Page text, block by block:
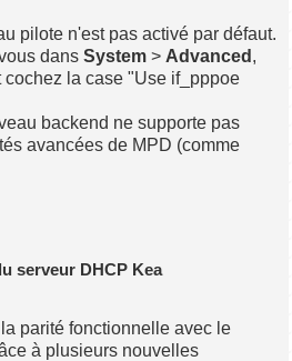
pilote n'est pas activé par défaut.
dansSystem > Advanced ,
cochez la case "Use if_pppoe
backend ne supporte pas
avancées de MPD (comme
serveur DHCP Kea
parité fonctionnelle avec le
à plusieurs nouvelles